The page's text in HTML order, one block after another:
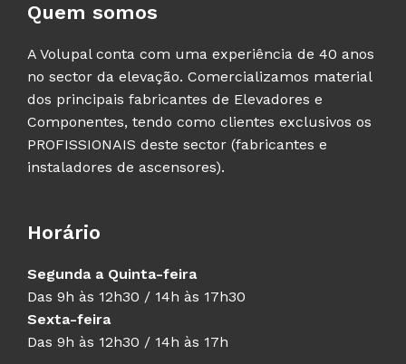
Quem somos
A Volupal conta com uma experiência de 40 anos
no sector da elevação. Comercializamos material
dos principais fabricantes de Elevadores e
Componentes, tendo como clientes exclusivos os
PROFISSIONAIS deste sector (fabricantes e
instaladores de ascensores).
Horário
Segunda a Quinta-feira
Das 9h às 12h30 / 14h às 17h30
Sexta-feira
Das 9h às 12h30 / 14h às 17h